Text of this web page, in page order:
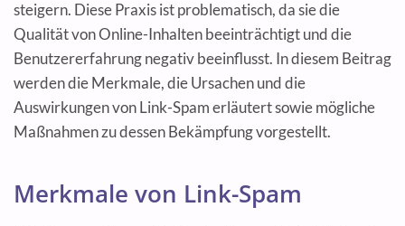
steigern. Diese Praxis ist problematisch, da sie die
Qualität von Online-Inhalten beeinträchtigt und die
Benutzererfahrung negativ beeinflusst. In diesem Beitrag
werden die Merkmale, die Ursachen und die
Auswirkungen von Link-Spam erläutert sowie mögliche
Maßnahmen zu dessen Bekämpfung vorgestellt.
Merkmale von Link-Spam